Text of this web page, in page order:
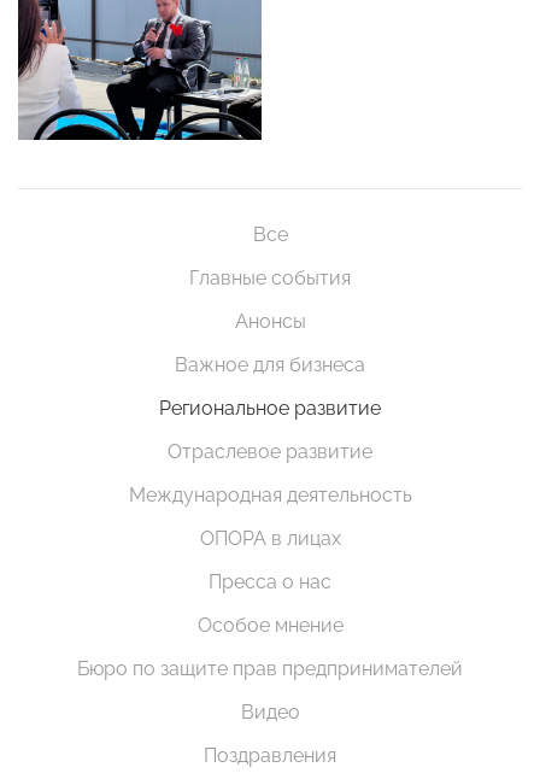
Все
Главные события
Анонсы
Важное для бизнеса
Региональное развитие
Отраслевое развитие
Международная деятельность
ОПОРА в лицах
Пресса о нас
Особое мнение
Бюро по защите прав предпринимателей
Видео
Поздравления